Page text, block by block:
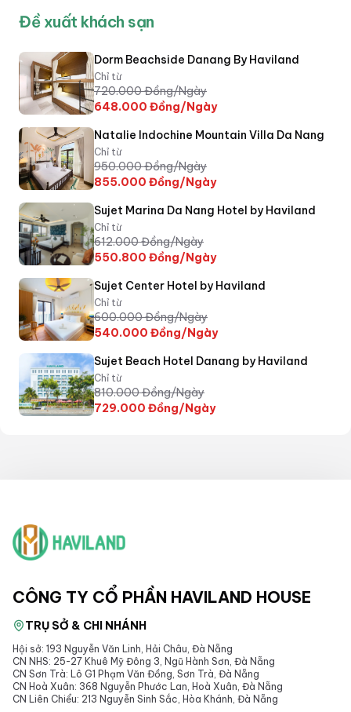
Đề xuất khách sạn
Dorm Beachside Danang By Haviland
Chỉ từ
720.000Đồng/Ngày
648.000 Đồng/Ngày
Natalie Indochine Mountain Villa Da Nang
Chỉ từ
950.000Đồng/Ngày
855.000 Đồng/Ngày
Sujet Marina Da Nang Hotel by Haviland
Chỉ từ
612.000Đồng/Ngày
550.800 Đồng/Ngày
Sujet Center Hotel by Haviland
Chỉ từ
600.000Đồng/Ngày
540.000 Đồng/Ngày
Sujet Beach Hotel Danang by Haviland
Chỉ từ
810.000Đồng/Ngày
729.000 Đồng/Ngày
CÔNG TY CỔ PHẦN HAVILAND HOUSE
TRỤ SỞ & CHI NHÁNH
Hội sở: 193 Nguyễn Văn Linh, Hải Châu, Đà Nẵng
CN NHS: 25-27 Khuê Mỹ Đông 3, Ngũ Hành Sơn, Đà Nẵng
CN Sơn Trà: Lô G1 Phạm Văn Đồng, Sơn Trà, Đà Nẵng
CN Hoà Xuân: 368 Nguyễn Phước Lan, Hoà Xuân, Đà Nẵng
CN Liên Chiểu: 213 Nguyễn Sinh Sắc, Hòa Khánh, Đà Nẵng